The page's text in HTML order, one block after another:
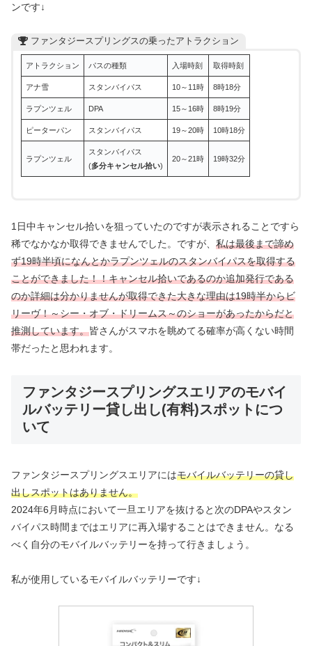
ンです↓
ファンタジースプリングスの乗ったアトラクション
アトラクション パスの種類 入場時刻 取得時刻
アナ雪 スタンバイパス 10～11時 8時18分
ラプンツェル DPA 15～16時 8時19分
ピーターパン スタンバイパス 19～20時 10時18分
ラプンツェル
スタンバイパス
(多分キャンセル拾い)
20～21時 19時32分
1日中キャンセル拾いを狙っていたのですが表示されることですら
稀でなかなか取得できませんでした。ですが、 私は最後まで諦め
ず19時半頃になんとかラプンツェルのスタンバイパスを取得する
ことができました！！キャンセル拾いであるのか追加発行である
のか詳細は分かりませんが取得できた大きな理由は19時半からビ
リーヴ！～シー・オブ・ドリームス～のショーがあったからだと
推測しています。皆さんがスマホを眺めてる確率が高くない時間
帯だったと思われます。
ファンタジースプリングスエリアのモバイ
ルバッテリー貸し出し(有料)スポットにつ
いて
ファンタジースプリングスエリアにはモバイルバッテリーの貸し
出しスポットはありません。
2024年6月時点において一旦エリアを抜けると次のDPAやスタン
バイパス時間まではエリアに再入場することはできません。なる
べく自分のモバイルバッテリーを持って行きましょう。
私が使用しているモバイルバッテリーです↓